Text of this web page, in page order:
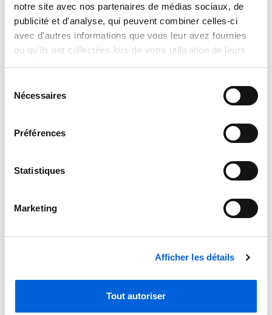
notre site avec nos partenaires de médias sociaux, de
publicité et d'analyse, qui peuvent combiner celles-ci
avec d'autres informations que vous leur avez fournies
ou qu'ils ont collectées lors de votre utilisation de leurs
Nécessaires
Préférences
Statistiques
Marketing
Afficher les détails
Tout autoriser
produits donnée par les manufacturiers
a priorité sur l’information contenue sur
ce site Internet. Les détails techniques,
caractéristiques et spécifications
peuvent différer légèrement selon les
mises à jour des manufacturiers. Aucun
tranclimatisation.com, puisque le coût
configurations choisies, les conditions
et la disponibilité des produits. Les prix
soumission officielle, laquelle prend en
considération :